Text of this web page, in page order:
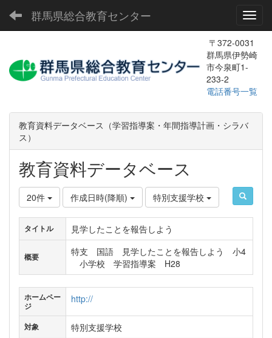
群馬県総合教育センター
〒372-0031
群馬県伊勢崎
市今泉町1-
233-2
電話番号一覧
教育資料データベース（学習指導案・年間指導計画・シラバ
ス）
教育資料データベース
20件 作成日時(降順) 特別支援学校
タイトル 見学したことを報告しよう
概要
特支 国語 見学したことを報告しよう 小4
小学校 学習指導案 H28
ホームペー
ジ
http://
対象 特別支援学校